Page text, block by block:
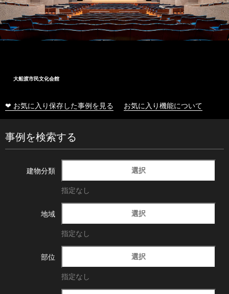
大船渡市民文化会館
❤ お気に入り保存した事例を見る お気に入り機能について
事例を検索する
建物分類 選択
指定なし
地域 選択
指定なし
部位 選択
指定なし